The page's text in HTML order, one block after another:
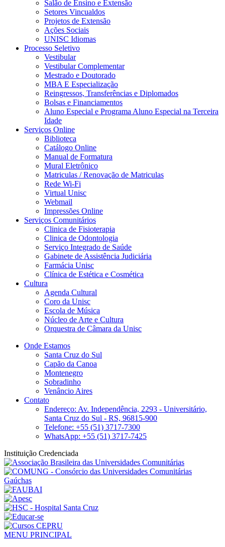
Salão de Ensino e Extensão
Setores Vincualdos
Projetos de Extensão
Ações Sociais
UNISC Idiomas
Processo Seletivo
Vestibular
Vestibular Complementar
Mestrado e Doutorado
MBA E Especialização
Reingressos, Transferências e Diplomados
Bolsas e Financiamentos
Aluno Especial e Programa Aluno Especial na Terceira
Idade
Serviços Online
Biblioteca
Catálogo Online
Manual de Formatura
Mural Eletrônico
Matriculas / Renovação de Matriculas
Rede Wi-Fi
Virtual Unisc
Webmail
Impressões Online
Serviços Comunitários
Clinica de Fisioterapia
Clinica de Odontologia
Serviço Integrado de Saúde
Gabinete de Assistência Judiciária
Farmácia Unisc
Clínica de Estética e Cosmética
Cultura
Agenda Cultural
Coro da Unisc
Escola de Música
Núcleo de Arte e Cultura
Orquestra de Câmara da Unisc
Onde Estamos
Santa Cruz do Sul
Capão da Canoa
Montenegro
Sobradinho
Venâncio Aires
Contato
Endereço: Av. Independência, 2293 - Universitário,
Santa Cruz do Sul - RS, 96815-900
Telefone: +55 (51) 3717-7300
WhatsApp: +55 (51) 3717-7425
Instituição Credenciada
MENU PRINCIPAL